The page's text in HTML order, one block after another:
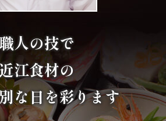
人の技で
江食材の
な日を彩ります